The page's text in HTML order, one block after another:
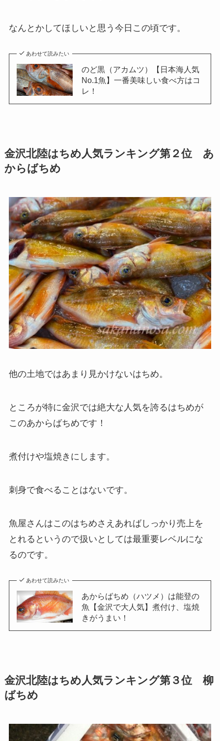
なんとかしてほしいと思う今日この頃です。
あわせて読みたい
のど黒（アカムツ）【日本海人気
No.1魚】一番美味しい食べ方はコ
レ！
金沢北陸はちめ人気ランキング第２位 あ
からばちめ
他の土地ではあまり見かけないはちめ。
ところが特に金沢では絶大な人気を誇るはちめが
このあからばちめです！
煮付けや塩焼きにします。
刺身で食べることはないです。
魚屋さんはこのはちめさえあればしっかり売上を
とれるというので扱いとしては最重要レベルにな
るのです。
あわせて読みたい
あからばちめ（ハツメ）は能登の
魚【金沢で大人気】煮付け、塩焼
きがうまい！
金沢北陸はちめ人気ランキング第３位 柳
ばちめ